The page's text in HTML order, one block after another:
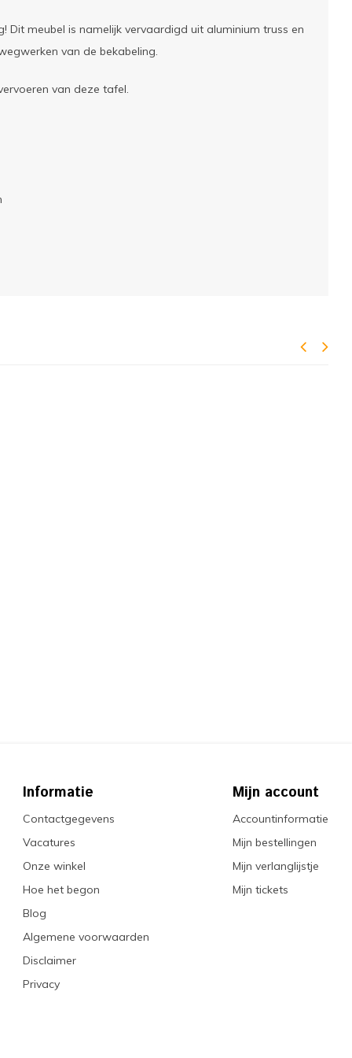
Dit meubel is namelijk vervaardigd uit aluminium truss en
van de bekabeling.
van deze tafel.
Informatie
Contactgegevens
Vacatures
Onze winkel
Hoe het begon
Blog
Algemene voorwaarden
Disclaimer
Privacy
Mijn account
Accountinformatie
Mijn bestellingen
Mijn verlanglijstje
Mijn tickets